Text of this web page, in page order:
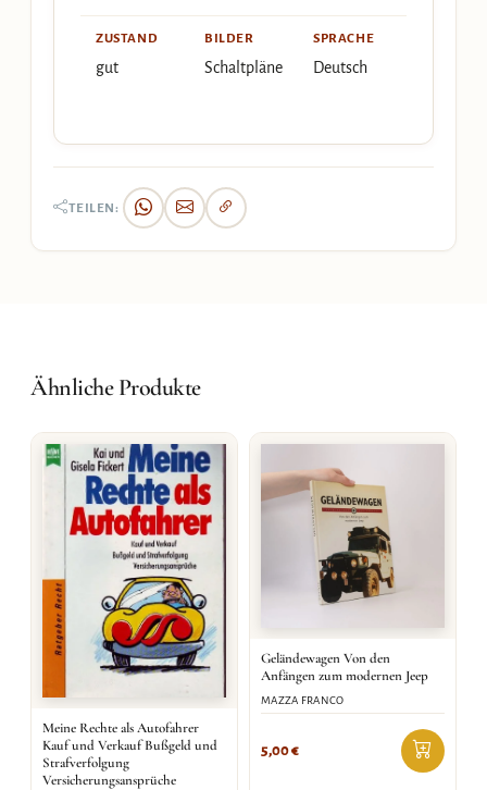
ZUSTAND
gut
BILDER
Schaltpläne
SPRACHE
Deutsch
TEILEN:
Ähnliche Produkte
Meine Rechte als Autofahrer
Kauf und Verkauf Bußgeld und
Strafverfolgung
Versicherungsansprüche
Geländewagen Von den
Anfängen zum modernen Jeep
MAZZA FRANCO
5,00€